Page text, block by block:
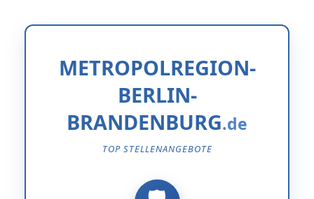
METROPOLREGION-
BERLIN-
BRANDENBURG
TOP STELLENANGEBOTE